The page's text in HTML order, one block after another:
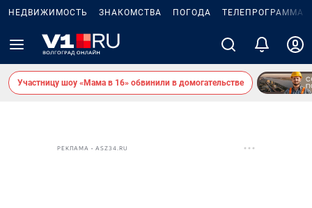
НЕДВИЖИМОСТЬ ЗНАКОМСТВА ПОГОДА ТЕЛЕПРОГРАММА
Участницу шоу «Мама в 16» обвинили в домогательстве
РЕКЛАМА • ASZ34.RU